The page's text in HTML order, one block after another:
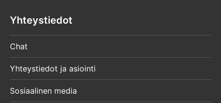
Yhteystiedot
Chat
Yhteystiedot ja asiointi
Sosiaalinen media